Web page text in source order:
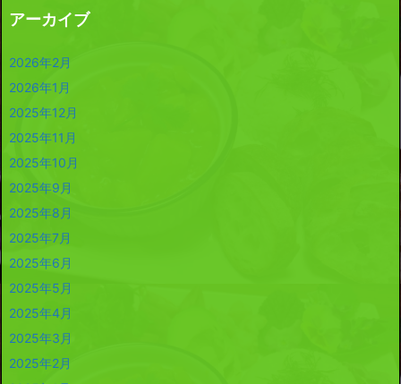
アーカイブ
2026年2月
2026年1月
2025年12月
2025年11月
2025年10月
2025年9月
2025年8月
2025年7月
2025年6月
2025年5月
2025年4月
2025年3月
2025年2月